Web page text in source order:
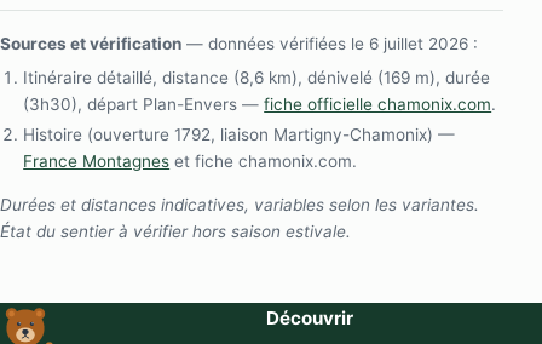
Sources et vérification — données vérifiées le 6 juillet 2026 :
Itinéraire détaillé, distance (8,6 km), dénivelé (169 m), durée
(3h30), départ Plan-Envers —fiche officielle chamonix.com.
Histoire (ouverture 1792, liaison Martigny-Chamonix) —
France Montagnes et fiche chamonix.com.
Durées et distances indicatives, variables selon les variantes.
État du sentier à vérifier hors saison estivale.
Découvrir